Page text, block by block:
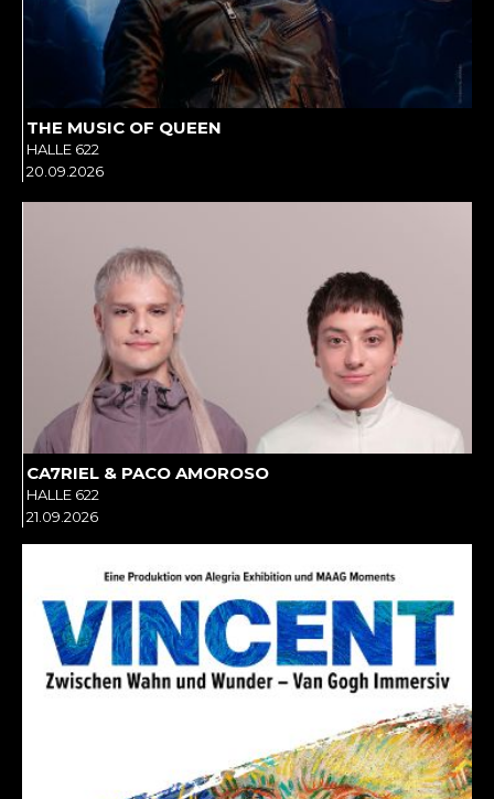
THE MUSIC OF QUEEN
HALLE 622
20.09.2026
CA7RIEL & PACO AMOROSO
HALLE 622
21.09.2026